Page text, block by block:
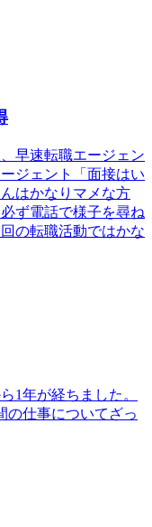
早速転職エージェン
ジェント「面接はい
はかなりマメな方
ず電話で様子を尋ね
の転職活動ではかな
1年が経ちました。
の仕事についてざっ